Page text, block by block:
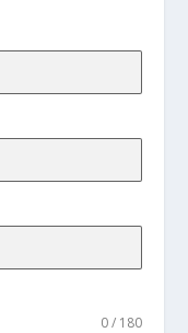
0 / 180